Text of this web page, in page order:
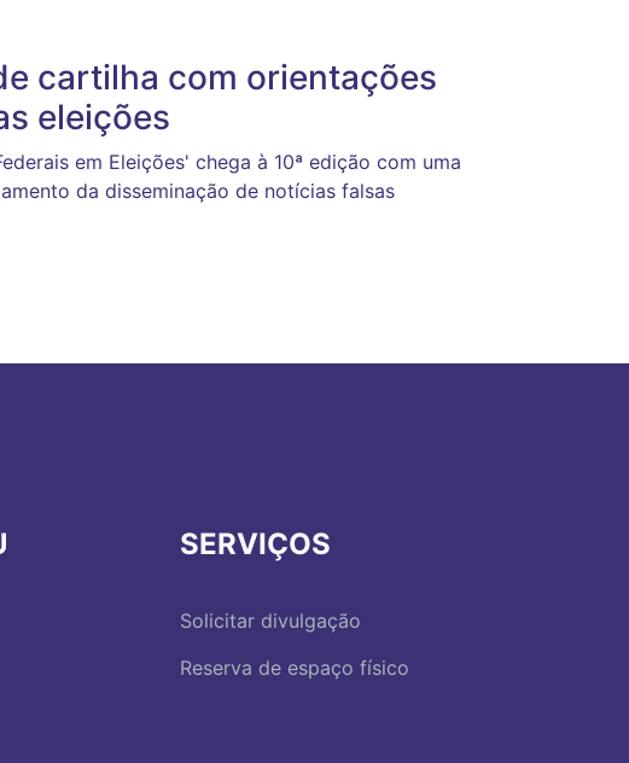
cartilha com orientações
eleições
em Eleições' chega à 10ª edição com uma
da disseminação de notícias falsas
SERVIÇOS
Solicitar divulgação
Reserva de espaço físico